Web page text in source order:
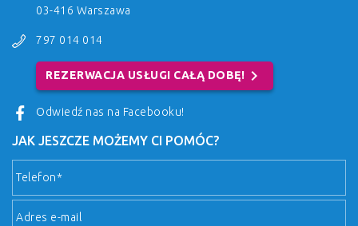
03-416 Warszawa
797 014 014
REZERWACJA USŁUGI CAŁĄ DOBĘ! chevron_right
Odwiedź nas na Facebooku!
JAK JESZCZE MOŻEMY CI POMÓC?